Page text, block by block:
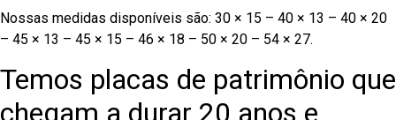
Nossas medidas disponíveis são: 30 × 15 – 40 × 13 – 40 × 20
– 45 × 13 – 45 × 15 – 46 × 18 – 50 × 20 – 54 × 27.
Temos placas de patrimônio que
chegam a durar 20 anos e